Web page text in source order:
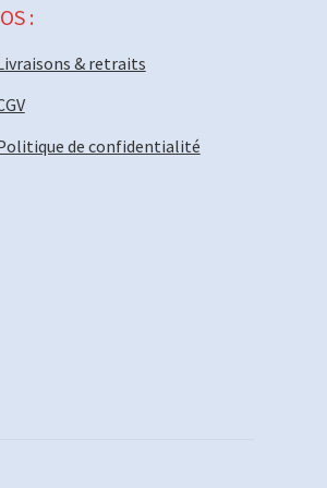
:
& retraits
de confidentialité